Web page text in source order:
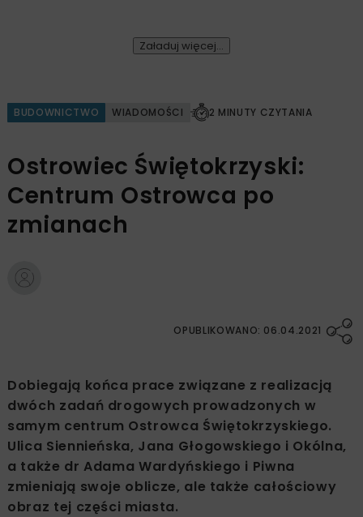
Załaduj więcej...
BUDOWNICTWO WIADOMOŚCI 2 MINUTY CZYTANIA
Ostrowiec Świętokrzyski:
Centrum Ostrowca po
zmianach
OPUBLIKOWANO: 06.04.2021
Dobiegają końca prace związane z realizacją
dwóch zadań drogowych prowadzonych w
samym centrum Ostrowca Świętokrzyskiego.
Ulica Siennieńska, Jana Głogowskiego i Okólna,
a także dr Adama Wardyńskiego i Piwna
zmieniają swoje oblicze, ale także całościowy
obraz tej części miasta.